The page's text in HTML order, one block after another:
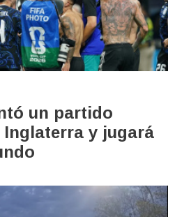
un partido
y jugará